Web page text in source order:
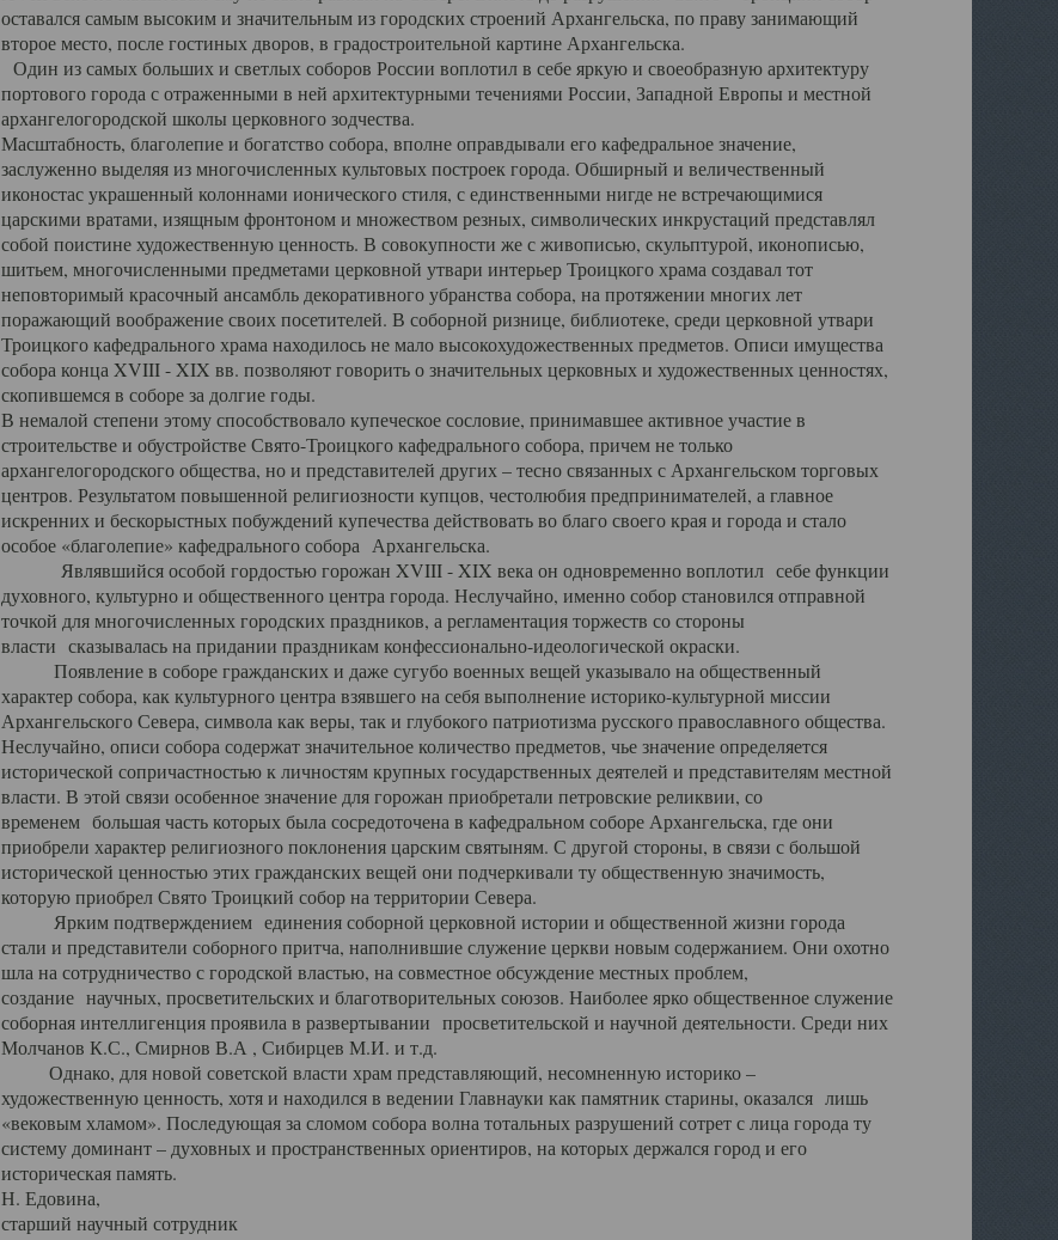
оставался самым высоким и значительным из городских строений Архангельска, по праву занимающий
второе место, после гостиных дворов, в градостроительной картине Архангельска.
Один из самых больших и светлых соборов России воплотил в себе яркую и своеобразную архитектуру
портового города с отраженными в ней архитектурными течениями России, Западной Европы и местной
архангелогородской школы церковного зодчества.
Масштабность, благолепие и богатство собора, вполне оправдывали его кафедральное значение,
заслуженно выделяя из многочисленных культовых построек города. Обширный и величественный
иконостас украшенный колоннами ионического стиля, с единственными нигде не встречающимися
царскими вратами, изящным фронтоном и множеством резных, символических инкрустаций представлял
собой поистине художественную ценность. В совокупности же с живописью, скульптурой, иконописью,
шитьем, многочисленными предметами церковной утвари интерьер Троицкого храма создавал тот
неповторимый красочный ансамбль декоративного убранства собора, на протяжении многих лет
поражающий воображение своих посетителей. В соборной ризнице, библиотеке, среди церковной утвари
Троицкого кафедрального храма находилось не мало высокохудожественных предметов. Описи имущества
собора конца XVIII - XIX вв. позволяют говорить о значительных церковных и художественных ценностях,
скопившемся в соборе за долгие годы.
В немалой степени этому способствовало купеческое сословие, принимавшее активное участие в
строительстве и обустройстве Свято-Троицкого кафедрального собора, причем не только
архангелогородского общества, но и представителей других – тесно связанных с Архангельском торговых
центров. Результатом повышенной религиозности купцов, честолюбия предпринимателей, а главное
искренних и бескорыстных побуждений купечества действовать во благо своего края и города и стало
особое «благолепие» кафедрального собора Архангельска.
Являвшийся особой гордостью горожан XVIII - XIX века он одновременно воплотил себе функции
духовного, культурно и общественного центра города. Неслучайно, именно собор становился отправной
точкой для многочисленных городских праздников, а регламентация торжеств со стороны
власти сказывалась на придании праздникам конфессионально-идеологической окраски.
Появление в соборе гражданских и даже сугубо военных вещей указывало на общественный
характер собора, как культурного центра взявшего на себя выполнение историко-культурной миссии
Архангельского Севера, символа как веры, так и глубокого патриотизма русского православного общества.
Неслучайно, описи собора содержат значительное количество предметов, чье значение определяется
исторической сопричастностью к личностям крупных государственных деятелей и представителям местной
власти. В этой связи особенное значение для горожан приобретали петровские реликвии, со
временем большая часть которых была сосредоточена в кафедральном соборе Архангельска, где они
приобрели характер религиозного поклонения царским святыням. С другой стороны, в связи с большой
исторической ценностью этих гражданских вещей они подчеркивали ту общественную значимость,
которую приобрел Свято Троицкий собор на территории Севера.
Ярким подтверждением единения соборной церковной истории и общественной жизни города
стали и представители соборного притча, наполнившие служение церкви новым содержанием. Они охотно
шла на сотрудничество с городской властью, на совместное обсуждение местных проблем,
создание научных, просветительских и благотворительных союзов. Наиболее ярко общественное служение
соборная интеллигенция проявила в развертывании просветительской и научной деятельности. Среди них
Молчанов К.С., Смирнов В.А , Сибирцев М.И. и т.д.
Однако, для новой советской власти храм представляющий, несомненную историко –
художественную ценность, хотя и находился в ведении Главнауки как памятник старины, оказался лишь
«вековым хламом». Последующая за сломом собора волна тотальных разрушений сотрет с лица города ту
систему доминант – духовных и пространственных ориентиров, на которых держался город и его
историческая память.
Н. Едовина,
старший научный сотрудник